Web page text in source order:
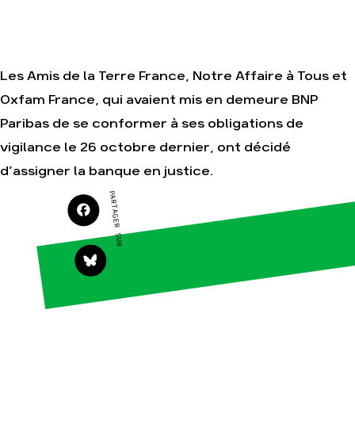
Agir
Faire un don
S'engager sur le
Soutenir les
campagnes
Transmettre tout
ou partie de son
patrimoine
gratuitement les
guides éco-
Nos
thématiques
Climat – Énergie
Les Amis de la Terre France, Notre Affaire à Tous et
Oxfam France, qui avaient mis en demeure BNP
Paribas de se conformer à ses obligations de
vigilance le 26 octobre dernier, ont décidé
d’assigner la banque en justice.
PARTAGER SUR